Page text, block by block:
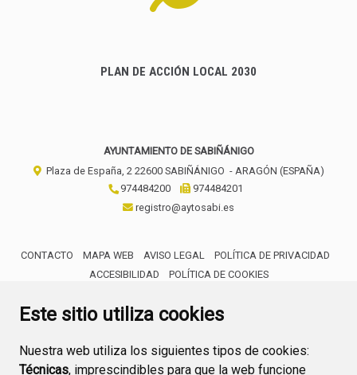
Este sitio utiliza cookies
Nuestra web utiliza los siguientes tipos de cookies:
Técnicas, imprescindibles para que la web funcione
PLAN DE ACCIÓN LOCAL 2030
AYUNTAMIENTO DE SABIÑÁNIGO
Plaza de España, 2 22600 SABIÑÁNIGO - ARAGÓN (ESPAÑA)
974484200
974484201
registro@aytosabi.es
CONTACTO MAPA WEB AVISO LEGAL
POLÍTICA DE PRIVACIDAD
ACCESIBILIDAD
POLÍTICA DE COOKIES